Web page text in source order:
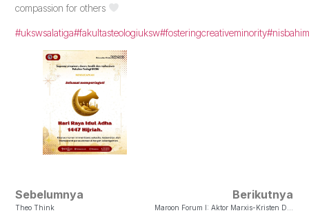
compassion for others
#ukswsalatiga#fakultasteologiuksw#fosteringcreativeminority
Sebelumnya
Theo Think
Berikutnya